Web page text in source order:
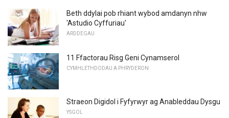
Beth ddylai pob rhiant wybod amdanyn nhw
'Astudio Cyffuriau'
ARDDEGAU
11 Ffactorau Risg Geni Cynamserol
CYMHLETHDODAU A PHRYDERON
Straeon Digidol i Fyfyrwyr ag Anableddau Dysgu
YSGOL